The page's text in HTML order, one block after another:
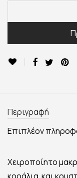
Περιγραφή
Επιπλέον
Χειροποίητο